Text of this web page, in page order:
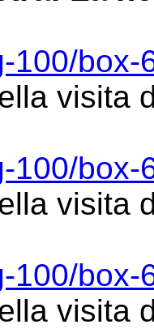
100/box-
visita
100/box-
visita
100/box-
visita